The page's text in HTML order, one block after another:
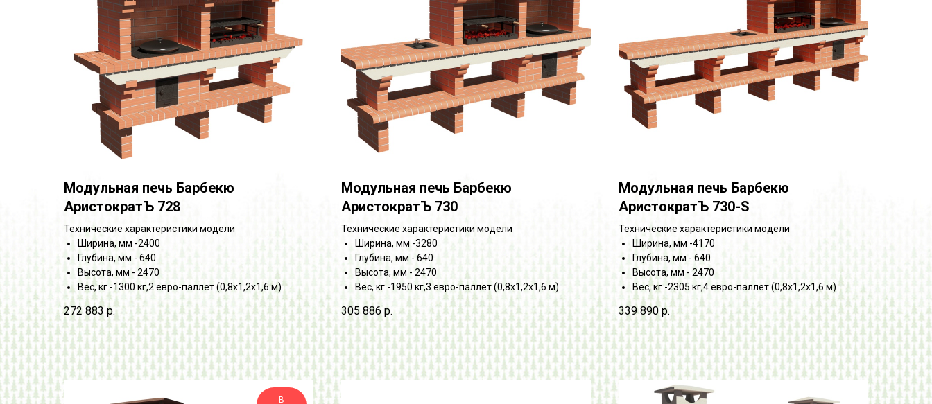
Модульная печь Барбекю
АристократЪ 728
Технические характеристики модели
Ширина, мм -2400
Глубина, мм - 640
Высота, мм - 2470
Вес, кг -1300 кг,2 евро-паллет (0,8х1,2х1,6 м)
272 883 р.
Модульная печь Барбекю
АристократЪ 730
Технические характеристики модели
Ширина, мм -3280
Глубина, мм - 640
Высота, мм - 2470
Вес, кг -1950 кг,3 евро-паллет (0,8х1,2х1,6 м)
305 886 р.
Модульная печь Барбекю
АристократЪ 730-S
Технические характеристики модели
Ширина, мм -4170
Глубина, мм - 640
Высота, мм - 2470
Вес, кг -2305 кг,4 евро-паллет (0,8х1,2х1,6 м)
339 890 р.
В